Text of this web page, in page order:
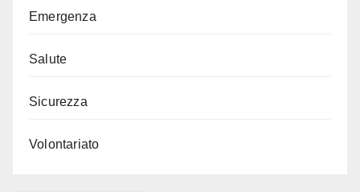
Emergenza
Salute
Sicurezza
Volontariato